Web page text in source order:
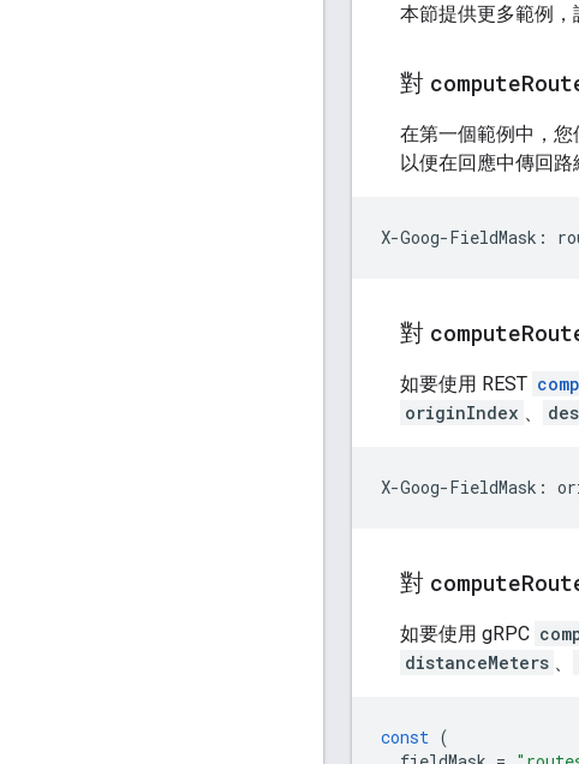
本節提供更多範例，
對 compute
在第一個範例中，您
以便在回應中傳回路
X-Goog-FieldMask:
對 compute
如要使用 REST
originIndex 、
X-Goog-FieldMask:
對 compute
如要使用 gRPC
distanceMeters 、
const (